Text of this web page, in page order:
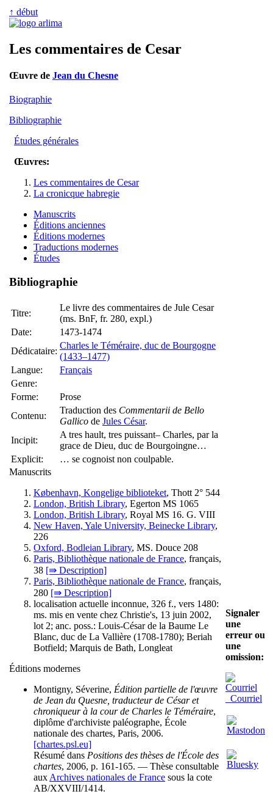
↑ début
Les commentaires de Cesar
Œuvre de Jean du Chesne
Biographie
Bibliographie
Études générales
Œuvres:
Les commentaires de Cesar
La cronicque habregie
Manuscrits
Éditions anciennes
Éditions modernes
Traductions modernes
Études
Bibliographie
Titre:
Le livre des commentaires de Jule Cesar
(ms. BnF, fr. 280, expl.)
Date:
1473-1474
Dédicataire:
Charles le Téméraire, duc de Bourgogne
(1433–1477)
Langue:
Français
Genre:
Forme:
Prose
Contenu:
Traduction des Commentarii de Bello
Gallico de Jules César.
Incipit:
A tres hault, tres puissant– Charles, par la
grace de Dieu, duc de Bourgoingne…
Explicit:
… se cognoist non coulpable.
Manuscrits
København, Kongelige biblioteket, Thott 2° 544
London, British Library, Egerton MS 1065
London, British Library, Royal MS 16. G. VIII
New Haven, Yale University, Beinecke Library,
226
Oxford, Bodleian Library, MS. Douce 208
Paris, Bibliothèque nationale de France, français,
38 [⇛ Description]
Paris, Bibliothèque nationale de France, français,
280 [⇛ Description]
localisation actuelle inconnue, 326 f., vers 1480:
ms. mis en vente chez Christie's, 13 juin 2002,
lot 2; anc. poss.: Louis-César de la Baume Le
Blanc, duc de La Vallière (1708-1780); Beriah
Botfield; Marquis de Bath, Longleat
Éditions modernes
Montigny, Séverine, Édition partielle de l'œuvre
de Jean du Quesne, traducteur de César et
chroniqueur à la cour de Charles le Téméraire,
diplôme d'archiviste paléographe, École
nationale des chartes, Paris, 2006.
[chartes.psl.eu]
Résumé dans Positions des thèses de l'École des
chartes, 2006, p. 161-165. — Thèse consultable
aux Archives nationales de France sous la cote
AB/XXVIII/1414.
Signaler
une
erreur ou
une
omission:
Courriel